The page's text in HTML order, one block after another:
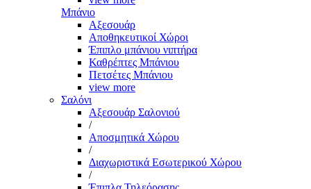
Μπάνιο
Αξεσουάρ
Αποθηκευτικοί Χώροι
Έπιπλο μπάνιου νιπτήρα
Καθρέπτες Μπάνιου
Πετσέτες Μπάνιου
view more
Σαλόνι
Αξεσουάρ Σαλονιού
/
Αποσμητικά Χώρου
/
Διαχωριστικά Εσωτερικού Χώρου
/